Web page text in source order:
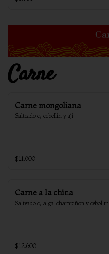
Carne
Carne mongoliana
Salteado c/ cebollin y aji
$11.000
Carne a la china
Salteado c/ alga, champiñon y cebollin
$12.600